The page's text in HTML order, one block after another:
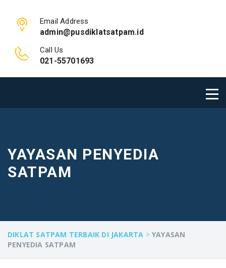
Email Address
admin@pusdiklatsatpam.id
Call Us
021-55701693
YAYASAN PENYEDIA
SATPAM
DIKLAT SATPAM TERBAIK DI JAKARTA >YAYASAN
PENYEDIA SATPAM